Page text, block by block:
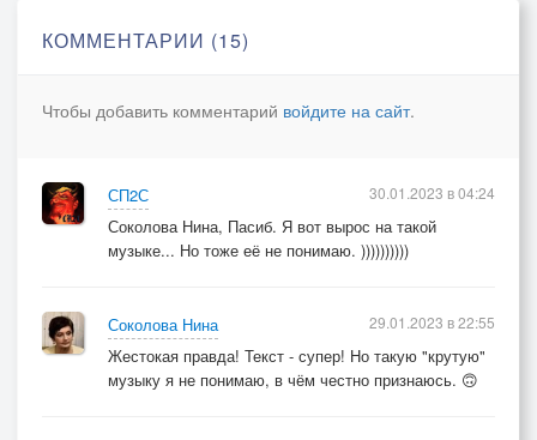
КОММЕНТАРИИ (15)
Чтобы добавить комментарий войдите на сайт.
СП2С
Соколова Нина, Пасиб. Я вот вырос на такой
музыке... Но тоже её не понимаю. ))))))))))
30.01.2023 в 04:24
Соколова Нина
Жестокая правда! Текст - супер! Но такую "крутую"
музыку я не понимаю, в чём честно признаюсь. 🙃
29.01.2023 в 22:55